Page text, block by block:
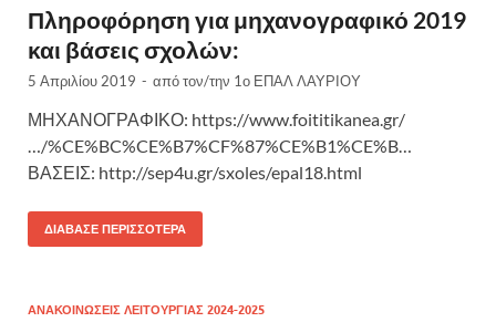
Πληροφόρηση για μηχανογραφικό 2019
και βάσεις σχολών:
5 Απριλίου 2019 - από τον/την 1ο ΕΠΑΛ ΛΑΥΡΙΟΥ
ΜΗΧΑΝΟΓΡΑΦΙΚΟ: https://www.foititikanea.gr/
…/%CE%BC%CE%B7%CF%87%CE%B1%CE%B…
ΒΑΣΕΙΣ: http://sep4u.gr/sxoles/epal18.html
ΔΙΆΒΑΣΕ ΠΕΡΙΣΣΌΤΕΡΑ
ΑΝΑΚΟΙΝΩΣΕΙΣ ΛΕΙΤΟΥΡΓΙΑΣ 2024-2025